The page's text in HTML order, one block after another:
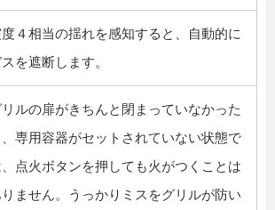
度４相当の揺れを感知すると、自動的に
スを遮断します。
リルの扉がきちんと閉まっていなかった
、専用容器がセットされていない状態で
、点火ボタンを押しても火がつくことは
りません。うっかりミスをグリルが防い